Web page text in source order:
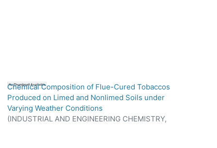
No Thumbnail Available
Chemical Composition of Flue-Cured Tobaccos
Produced on Limed and Nonlimed Soils under
Varying Weather Conditions
(INDUSTRIAL AND ENGINEERING CHEMISTRY,